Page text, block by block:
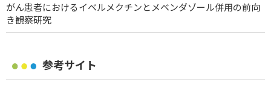
がん患者におけるイベルメクチンとメベンダゾール併用の前向
き観察研究
参考サイト